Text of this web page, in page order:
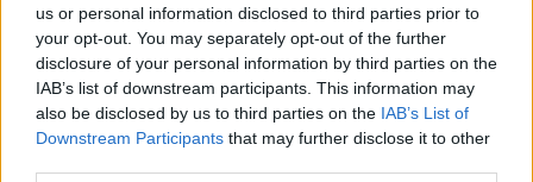
us or personal information disclosed to third parties prior to
your opt-out. You may separately opt-out of the further
disclosure of your personal information by third parties on the
IAB’s list of downstream participants. This information may
also be disclosed by us to third parties on the IAB’s List of
Downstream Participants that may further disclose it to other
rendszerben nézni a problémákat, és a köz- valamint a
magánegészségügy kapcsolatát is nyugodt, szakmai
alapon kezelni, akkor a következő években kézzelfogható
javulás érhető el, a betegek javára.